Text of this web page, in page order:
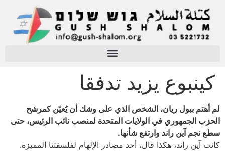
كينبوع يزيد تدفقا
لم أهتم ببول ريان، الشخص الذي على وشك أن يُعيّن كمرشح
الحزب الجمهوري في الولايات المتحدة لمنصب نائب الرئيس، حتى
سطع نجم آين راند وارتفع شأنها.
كانت آين راند، هكذا قال، أحد مصادر الإلهام لفلسفتنا المميزة.